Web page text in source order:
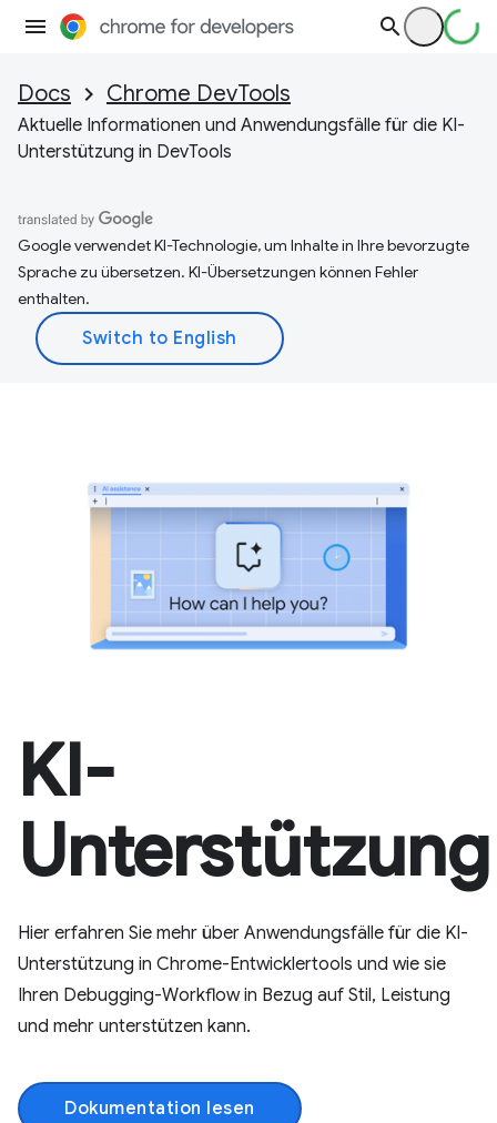
Docs Chrome DevTools
Aktuelle Informationen und Anwendungsfälle für die KI-
Unterstützung in DevTools
Google verwendet KI-Technologie, um Inhalte in Ihre bevorzugte
Sprache zu übersetzen. KI-Übersetzungen können Fehler
enthalten.
KI-
Unterstützung
Hier erfahren Sie mehr über Anwendungsfälle für die KI-
Unterstützung in Chrome-Entwicklertools und wie sie
Ihren Debugging-Workflow in Bezug auf Stil, Leistung
und mehr unterstützen kann.
Dokumentation lesen